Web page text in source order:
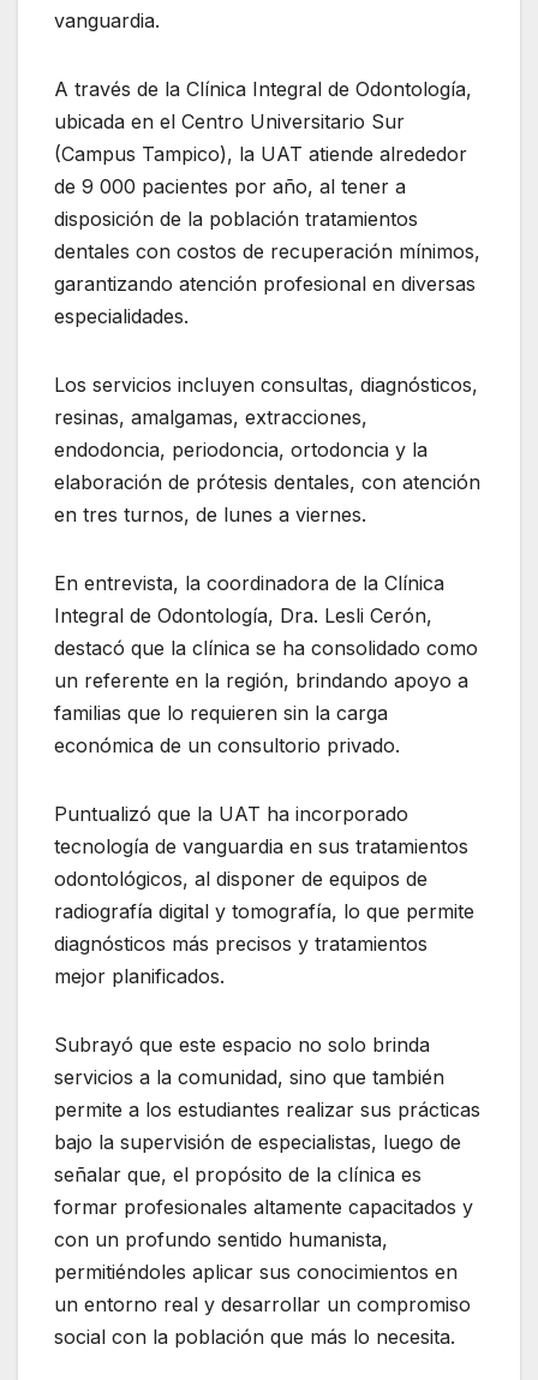
vanguardia.
A través de la Clínica Integral de Odontología,
ubicada en el Centro Universitario Sur
(Campus Tampico), la UAT atiende alrededor
de 9 000 pacientes por año, al tener a
disposición de la población tratamientos
dentales con costos de recuperación mínimos,
garantizando atención profesional en diversas
especialidades.
Los servicios incluyen consultas, diagnósticos,
resinas, amalgamas, extracciones,
endodoncia, periodoncia, ortodoncia y la
elaboración de prótesis dentales, con atención
en tres turnos, de lunes a viernes.
En entrevista, la coordinadora de la Clínica
Integral de Odontología, Dra. Lesli Cerón,
destacó que la clínica se ha consolidado como
un referente en la región, brindando apoyo a
familias que lo requieren sin la carga
económica de un consultorio privado.
Puntualizó que la UAT ha incorporado
tecnología de vanguardia en sus tratamientos
odontológicos, al disponer de equipos de
radiografía digital y tomografía, lo que permite
diagnósticos más precisos y tratamientos
mejor planificados.
Subrayó que este espacio no solo brinda
servicios a la comunidad, sino que también
permite a los estudiantes realizar sus prácticas
bajo la supervisión de especialistas, luego de
señalar que, el propósito de la clínica es
formar profesionales altamente capacitados y
con un profundo sentido humanista,
permitiéndoles aplicar sus conocimientos en
un entorno real y desarrollar un compromiso
social con la población que más lo necesita.